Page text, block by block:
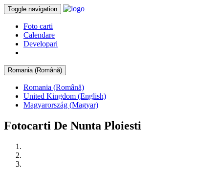
Toggle navigation
Foto carti
Calendare
Developari
Romania (Română)
Romania (Română)
United Kingdom (English)
Magyarország (Magyar)
Fotocarti De Nunta Ploiesti